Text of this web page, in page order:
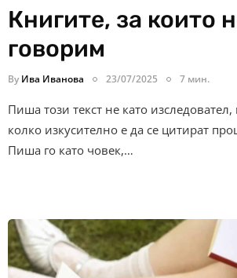
Книгите, за които
говорим
By Ива Иванова 23/07/2025 7 мин.
Пиша този текст не като
колко изкусително е да се цитират
Пиша го като човек,…